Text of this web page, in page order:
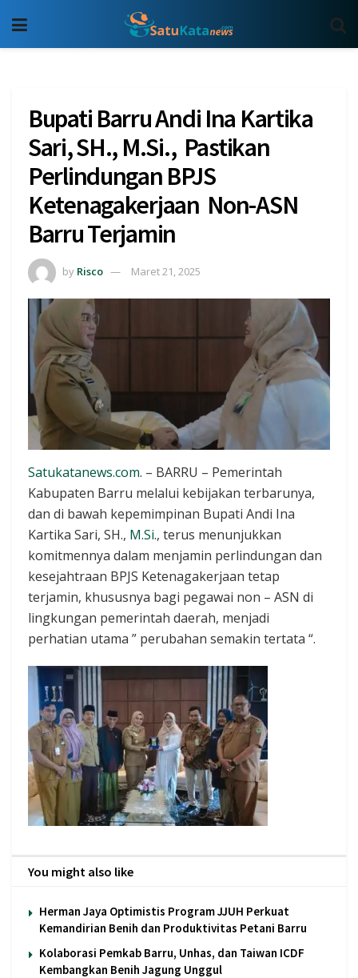
Bupati Barru Andi Ina Kartika
Sari, SH., M.Si., Pastikan
Perlindungan BPJS
Ketenagakerjaan Non-ASN
Barru Terjamin
by Risco Maret 21, 2025
Satukatanews.com. – BARRU – Pemerintah
Kabupaten Barru melalui kebijakan terbarunya,
dan di bawah kepemimpinan Bupati Andi Ina
Kartika Sari, SH., M.Si., terus menunjukkan
komitmennya dalam menjamin perlindungan dan
kesejahtraan BPJS Ketenagakerjaan tetap
terjamin, khususnya bagi pegawai non – ASN di
lingkungan pemerintah daerah, menjadi
perhatian utama ” perubahan semakin tertata “.
You might also like
Herman Jaya Optimistis Program JJUH Perkuat
Kemandirian Benih dan Produktivitas Petani Barru
Kolaborasi Pemkab Barru, Unhas, dan Taiwan ICDF
Kembangkan Benih Jagung Unggul